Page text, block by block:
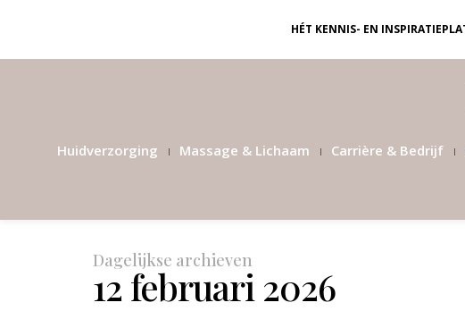
HÉT KENNIS- EN
Huidverzorging Massage & Lichaam Carrière & Bedrijf
Dagelijkse archieven
12 februari 2026